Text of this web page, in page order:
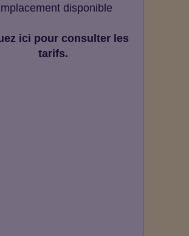
disponible
ici pour consulter les
tarifs.